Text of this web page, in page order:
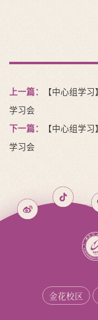
上一篇：
【中心组学
学习会
下一篇：
【中心组学
学习会
金花校区